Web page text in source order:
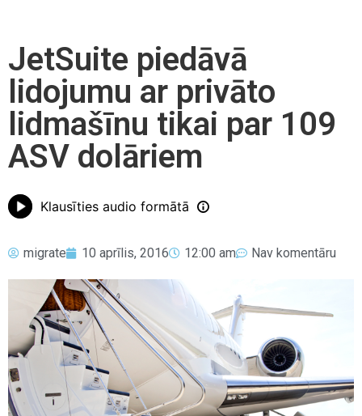
JetSuite piedāvā
lidojumu ar privāto
lidmašīnu tikai par 109
ASV dolāriem
Klausīties audio formātā
migrate 10 aprīlis, 2016 12:00 am Nav komentāru